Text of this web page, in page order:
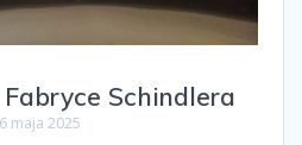
Schindlera
maja 2025